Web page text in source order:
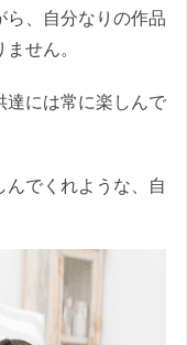
、自分なりの作品
せん。
達には常に楽しんで
でくれような、自